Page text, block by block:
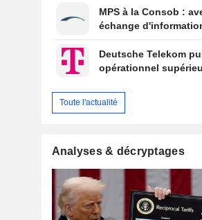
MPS à la Consob :
échange
Deutsche Telekom
opérationnel
Toute l'actualité
Analyses & décryptages